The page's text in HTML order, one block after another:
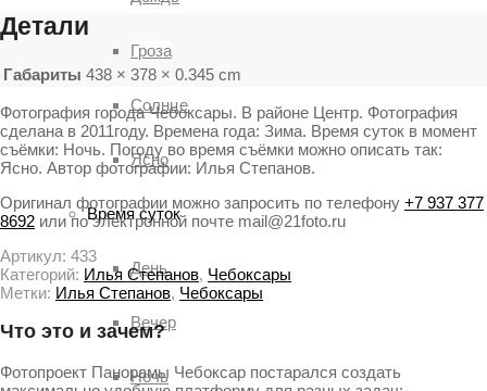
Гроза
Солнце
Ясно
Время суток
День
Вечер
Ночь
Детали
Габариты 438 × 378 × 0.345 cm
Фотография города Чебоксары. В районе Центр. Фотография
сделана в 2011году. Времена года: Зима. Время суток в момент
съёмки: Ночь. Погоду во время съёмки можно описать так:
Ясно. Автор фотографии: Илья Степанов.
Оригинал фотографии можно запросить по телефону +7 937 377
8692 или по электронной почте mail@21foto.ru
Артикул: 433
Категорий: Илья Степанов, Чебоксары
Метки: Илья Степанов, Чебоксары
Что это и зачем?
Фотопроект Панорамы Чебоксар постарался создать